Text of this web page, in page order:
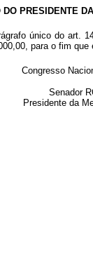
DO PRESIDENTE
único do art.
para o fim
Congresso
Senador
Presidente da